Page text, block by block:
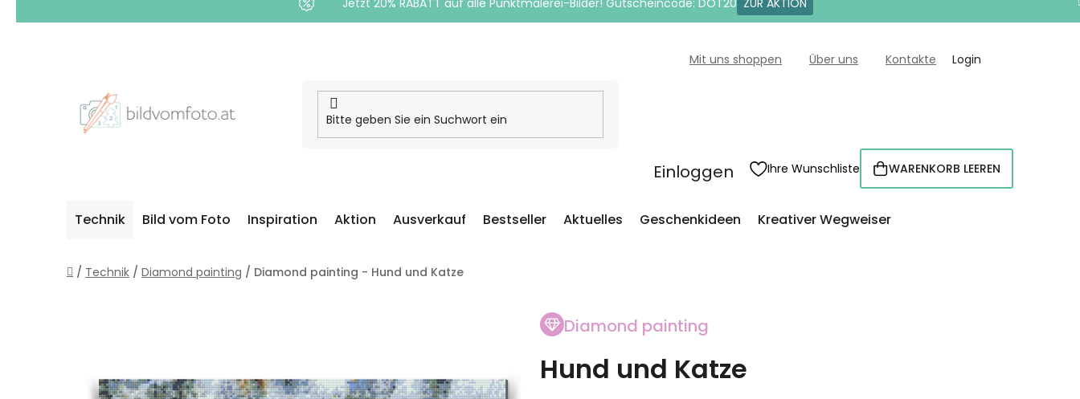
Jetzt 20% RABATT auf alle Punktmalerei-Bilder! Gutscheincode: DOT20 ZUR AKTION
Mit uns shoppen Über uns Kontakte Login
Einloggen Ihre Wunschliste WARENKORB
WARENKORB LEEREN
Technik Bild vom Foto Inspiration Aktion Ausverkauf Bestseller Aktuelles Geschenkideen Kreativer Wegweiser
Startseite
/ Technik / Diamond painting / Diamond painting - Hund und Katze
Diamond painting
Hund und Katze